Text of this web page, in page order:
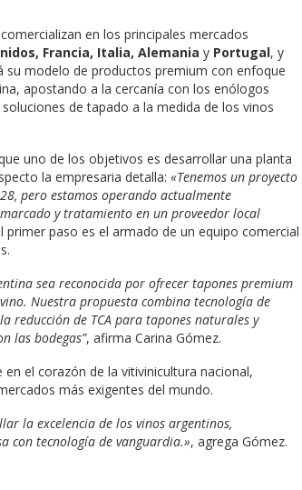
en los principales mercados
Francia, Italia, Alemania y Portugal, y
su modelo de productos premium con enfoque
apostando a la cercanía con los enólogos
de tapado a la medida de los vinos
uno de los objetivos es desarrollar una planta
la empresaria detalla: «Tenemos un proyecto
pero estamos operando actualmente
y tratamiento en un proveedor local
primer paso es el armado de un equipo comercial
sea reconocida por ofrecer tapones premium
Nuestra propuesta combina tecnología de
reducción de TCA para tapones naturales y
las bodegas”, afirma Carina Gómez.
el corazón de la vitivinicultura nacional,
más exigentes del mundo.
la excelencia de los vinos argentinos,
con tecnología de vanguardia.», agrega Gómez.